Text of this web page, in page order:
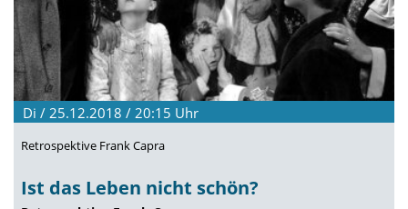
Di / 25.12.2018 / 20:15 Uhr
Retrospektive Frank Capra
Ist das Leben nicht schön?